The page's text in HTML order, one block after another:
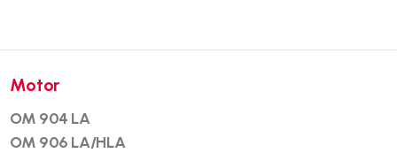
Motor
OM 904 LA
OM 906 LA/HLA